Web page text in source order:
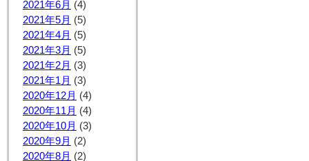
2021年6月 (4)
2021年5月 (5)
2021年4月 (5)
2021年3月 (5)
2021年2月 (3)
2021年1月 (3)
2020年12月 (4)
2020年11月 (4)
2020年10月 (3)
2020年9月 (2)
2020年8月 (2)